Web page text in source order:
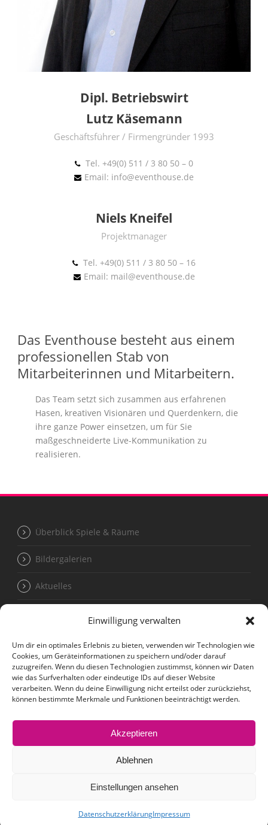
Einwilligung verwalten
Um dir ein optimales Erlebnis zu bieten, verwenden wir Technologien wie
Cookies, um Geräteinformationen zu speichern und/oder darauf
zuzugreifen. Wenn du diesen Technologien zustimmst, können wir Daten
wie das Surfverhalten oder eindeutige IDs auf dieser Website
verarbeiten. Wenn du deine Einwilligung nicht erteilst oder zurückziehst,
können bestimmte Merkmale und Funktionen beeinträchtigt werden.
Akzeptieren
Ablehnen
Einstellungen ansehen
DatenschutzerklärungImpressum
Dipl. Betriebswirt
Lutz Käsemann
Geschäftsführer / Firmengründer 1993
Tel. +49(0) 511 / 3 80 50 – 0
Email: info@eventhouse.de
Niels Kneifel
Projektmanager
Tel. +49(0) 511 / 3 80 50 – 16
Email: mail@eventhouse.de
Das Eventhouse besteht aus einem
professionellen Stab von
Mitarbeiterinnen und Mitarbeitern.
Das Team setzt sich zusammen aus erfahrenen
Hasen, kreativen Visionären und Querdenkern, die
ihre ganze Power einsetzen, um für Sie
maßgeschneiderte Live-Kommunikation zu
realisieren.
Überblick Spiele & Räume
Bildergalerien
Aktuelles
Kontakt
Datenschutzerklärung
30853 Hannover-Langenhagen